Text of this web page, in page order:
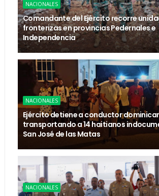
NACIONALES
Comandante del Ejército recorre
fronterizas en provincias Pedernales e
Independencia
NACIONALES
Ejército detiene a conductor
transportando a 14 haitianos
San José de las Matas
NACIONALES